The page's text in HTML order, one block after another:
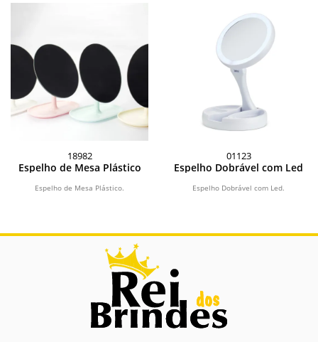
18982
Espelho de Mesa Plástico
Espelho de Mesa Plástico.
01123
Espelho Dobrável com Led
Espelho Dobrável com Led.